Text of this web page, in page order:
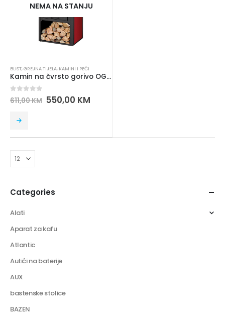
NEMA NA STANJU
BLIST,GREJNA TIJELA, KAMINI I PEĆI
Kamin na čvrsto gorivo OGANJ GUS BLIST
out of 5
611,00KM 550,00 KM
Categories
Alati
Aparat za kafu
Atlantic
Autići na baterije
AUX
bastenske stolice
BAZEN